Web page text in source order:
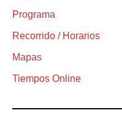
Programa
Recorrido / Horarios
Mapas
Tiempos Online